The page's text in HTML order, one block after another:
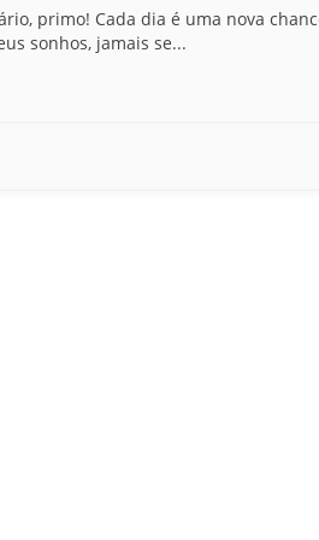
primo! Cada dia é uma nova
sonhos, jamais se...